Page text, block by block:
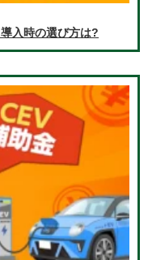
入時の選び方は?